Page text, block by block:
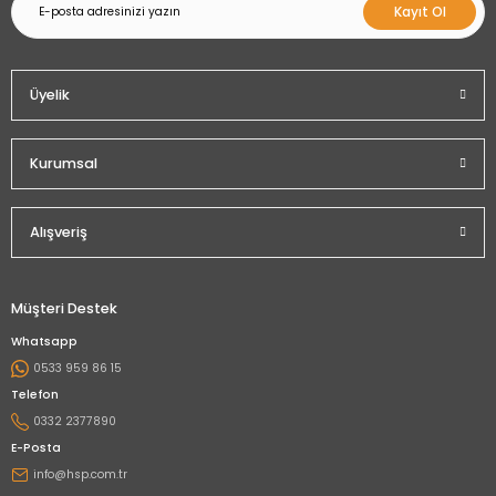
Kayıt Ol
Üyelik
Kurumsal
Alışveriş
Müşteri Destek
Whatsapp
0533 959 86 15
Telefon
0332 2377890
E-Posta
info@hsp.com.tr